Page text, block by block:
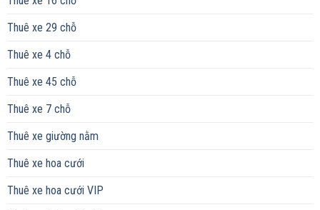
Thuê xe 29 chỗ
Thuê xe 4 chỗ
Thuê xe 45 chỗ
Thuê xe 7 chỗ
Thuê xe giường nằm
Thuê xe hoa cưới
Thuê xe hoa cưới VIP